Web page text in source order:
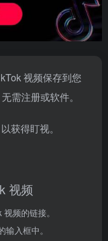
视频保存到您
需注册或软件。
获得盯视。
视频
频的链接。
入框中。